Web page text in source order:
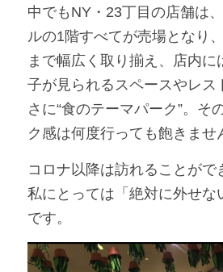
中でもNY・23丁目の店舗は
ルの1階すべてが売場となり
まで幅広く取り揃え、店内に
子が見られるスペースやレス
さに“食のテーマパーク”。そ
ク感は何度行っても飽きませ
コロナ以降は訪れることがで
私にとっては「絶対に外せな
です。